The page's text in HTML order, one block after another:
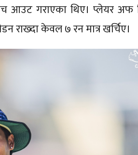
आउट गराएका थिए। प्लेयर अफ
केवल ७ रन मात्र खर्चिए।